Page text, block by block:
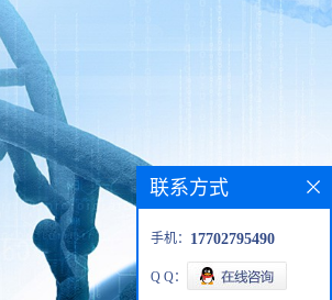
联系方式
手机： 17702795490
Q Q：